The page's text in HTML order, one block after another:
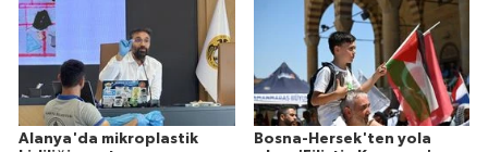
Alanya'da mikroplastik
Bosna-Hersek'ten yola